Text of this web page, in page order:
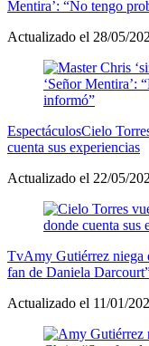
Mentira’: “No tengo
Actualizado el 28/05/
EspectáculosCielo
cuenta sus experiencias
Actualizado el 22/05/
TvAmy Gutiérrez niega
fan de Daniela
Actualizado el 11/01/